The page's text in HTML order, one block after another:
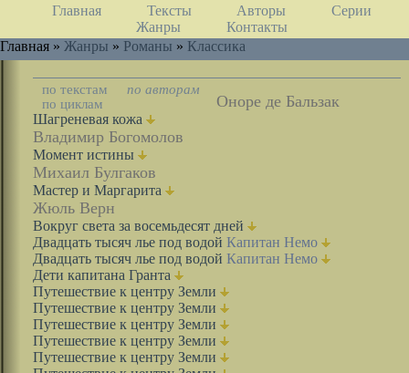
Главная Тексты Авторы
Серии
Жанры
Контакты
Главная » Жанры » Романы » Классика
по текстам
по авторам
по циклам
Оноре де Бальзак
Шагреневая кожа
Владимир Богомолов
Момент истины
Михаил Булгаков
Мастер и Маргарита
Жюль Верн
Вокруг света за восемьдесят дней
Двадцать тысяч лье под водой Капитан Немо
Двадцать тысяч лье под водой Капитан Немо
Дети капитана Гранта
Путешествие к центру Земли
Путешествие к центру Земли
Путешествие к центру Земли
Путешествие к центру Земли
Путешествие к центру Земли